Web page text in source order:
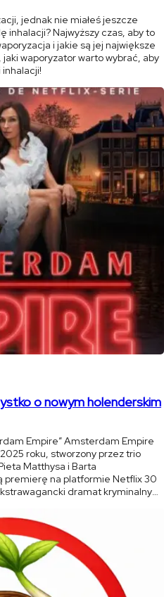
jednak nie miałeś jeszcze
inhalacji? Najwyższy czas, aby to
i jakie są jej największe
waporyzator warto wybrać, aby
o nowym holenderskim
Empire” Amsterdam Empire
roku, stworzony przez trio
Matthysa i Barta
premierę na platformie Netflix 30
dramat kryminalny
dramatu rodzinnego, […]